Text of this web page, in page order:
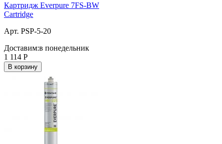
Картридж Everpure 7FS-BW
Cartridge
Арт. PSP-5-20
Доставим:в понедельник
1 114 Р
В корзину